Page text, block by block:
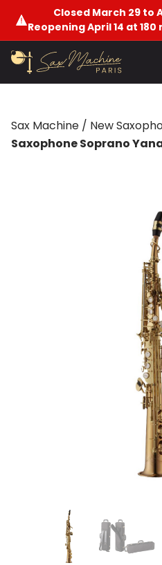
Closed March 29 to
Reopening April 14 at
Sax Machine / New
Saxophone Soprano